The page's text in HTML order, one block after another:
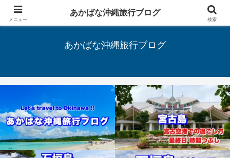
Let's travel to Okinawa !!
あかばな沖縄旅行ブログ
メニュー
あかばな沖縄旅行ブログ
検索